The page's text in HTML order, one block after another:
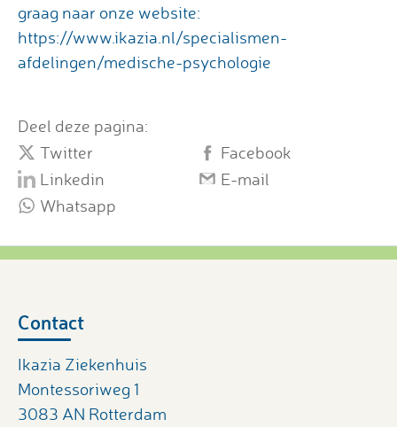
graag naar onze website:
https://www.ikazia.nl/specialismen-
afdelingen/medische-psychologie
Deel deze pagina:
Twitter
Facebook
Linkedin
E-mail
Whatsapp
Contact
Ikazia Ziekenhuis
Montessoriweg 1
3083 AN Rotterdam